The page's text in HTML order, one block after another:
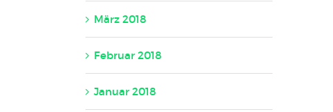
März 2018
Februar 2018
Januar 2018